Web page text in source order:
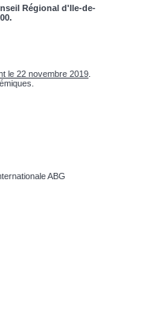
Régional d'Ile-de-
le 22 novembre 2019.
ABG